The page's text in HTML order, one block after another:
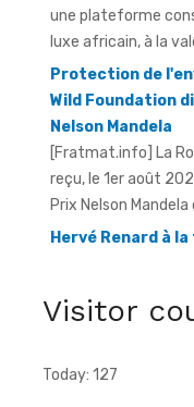
Protection de
Wild Foundation
[Fratmat.info] La
reçu, le 1er août
Prix Nelson Mandela
Hervé Renard à
Idriss Diallo
football africain et
choix ...
Visitor
Today: 127